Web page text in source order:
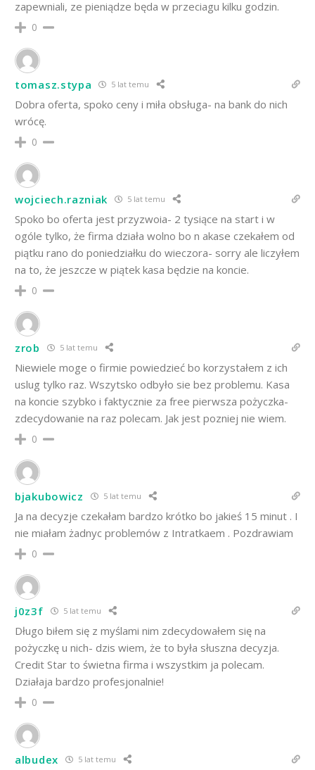
zapewniali, ze pieniądze będa w przeciagu kilku godzin.
0
tomasz.stypa 5 lat temu
Dobra oferta, spoko ceny i miła obsługa- na bank do nich
wrócę.
0
wojciech.razniak 5 lat temu
Spoko bo oferta jest przyzwoia- 2 tysiące na start i w
ogóle tylko, że firma działa wolno bo n akase czekałem od
piątku rano do poniedziałku do wieczora- sorry ale liczyłem
na to, że jeszcze w piątek kasa będzie na koncie.
0
zrob 5 lat temu
Niewiele moge o firmie powiedzieć bo korzystałem z ich
uslug tylko raz. Wszytsko odbyło sie bez problemu. Kasa
na koncie szybko i faktycznie za free pierwsza pożyczka-
zdecydowanie na raz polecam. Jak jest pozniej nie wiem.
0
bjakubowicz 5 lat temu
Ja na decyzje czekałam bardzo krótko bo jakieś 15 minut . I
nie miałam żadnyc problemów z Intratkaem . Pozdrawiam
0
j0z3f 5 lat temu
Długo biłem się z myślami nim zdecydowałem się na
pożyczkę u nich- dzis wiem, że to była słuszna decyzja.
Credit Star to świetna firma i wszystkim ja polecam.
Działaja bardzo profesjonalnie!
0
albudex 5 lat temu